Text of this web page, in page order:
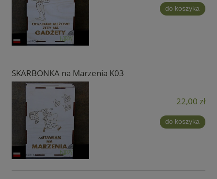
do koszyka
SKARBONKA na Marzenia K03
22,00 zł
do koszyka